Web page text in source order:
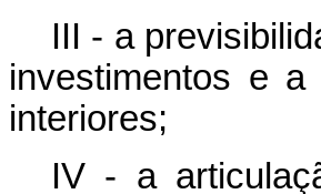
III - a
investimentos e
interiores;
IV - a